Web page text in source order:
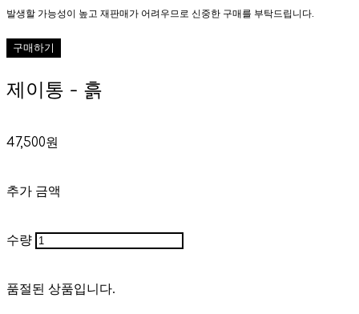
발생할 가능성이 높고 재판매가 어려우므로 신중한 구매를 부탁드립니다.
구매하기
제이통 - 흙
47,500원
추가 금액
수량
품절된 상품입니다.